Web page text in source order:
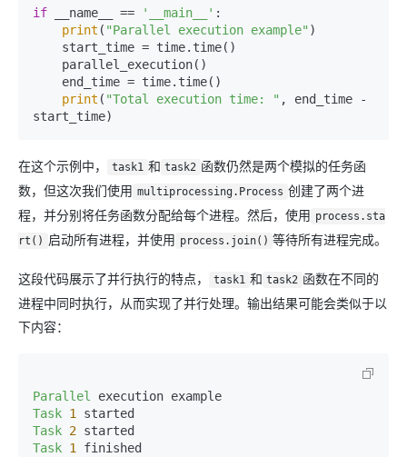
if __name__ == '__main__' :
print ( "Parallel execution example" )
print ( "Total execution time: " , end_time -
在这个示例中， task1 和 task2 函数仍然是两个模拟的任务函
数，但这次我们使用 multiprocessing.Process 创建了两个进
程，并分别将任务函数分配给每个进程。然后，使用 process.sta
rt() 启动所有进程，并使用 process.join() 等待所有进程完成。
这段代码展示了并行执行的特点， task1 和 task2 函数在不同的
进程中同时执行，从而实现了并行处理。输出结果可能会类似于以
下内容：
Parallel
Task 1
Task 2
Task 1